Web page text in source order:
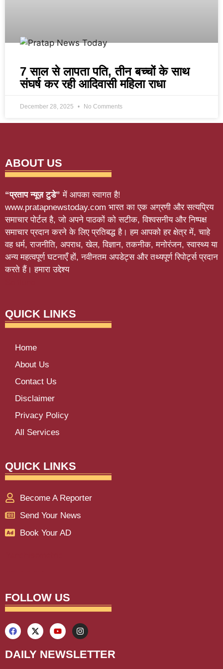
7 साल से लापता पति, तीन बच्चों के साथ
संघर्ष कर रही आदिवासी महिला राधा
December 28, 2025 No Comments
ABOUT US
“प्रताप न्यूज़ टुडे” में आपका स्वागत है!
www.pratapnewstoday.com भारत का एक अग्रणी और सत्यप्रिय
समाचार पोर्टल है, जो अपने पाठकों को सटीक, विश्वसनीय और निष्पक्ष
समाचार प्रदान करने के लिए प्रतिबद्ध है। हम आपको हर क्षेत्र में, चाहे
वह धर्म, राजनीति, अपराध, खेल, विज्ञान, तकनीक, मनोरंजन, स्वास्थ्य या
अन्य महत्वपूर्ण घटनाएँ हों, नवीनतम अपडेट्स और तथ्यपूर्ण रिपोर्ट्स प्रदान
करते हैं। हमारा उद्देश्य
QUICK LINKS
Home
About Us
Contact Us
Disclaimer
Privacy Policy
All Services
QUICK LINKS
Become A Reporter
Send Your News
Book Your AD
FOLLOW US
DAILY NEWSLETTER